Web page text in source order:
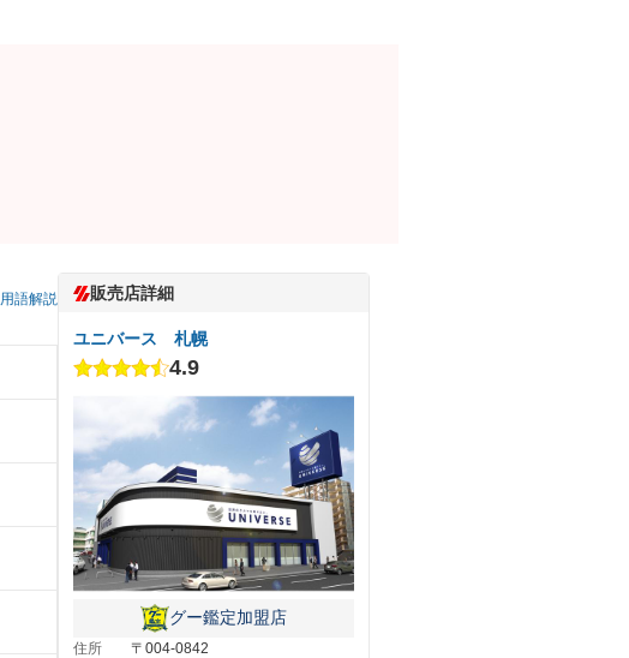
用語解説 販売店詳細
ユニバース 札幌
4.9
グー鑑定加盟店
住所
〒004-0842